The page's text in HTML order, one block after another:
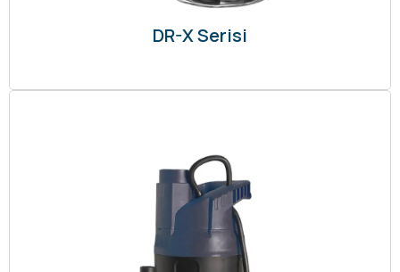
DR-X Serisi